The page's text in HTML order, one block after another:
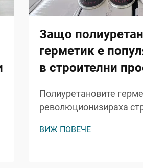
Защо
герметик е
в строителни
Полиуретановите
революционизираха
трайност, гъвкавост и
ВИЖ ПОВЕЧЕ